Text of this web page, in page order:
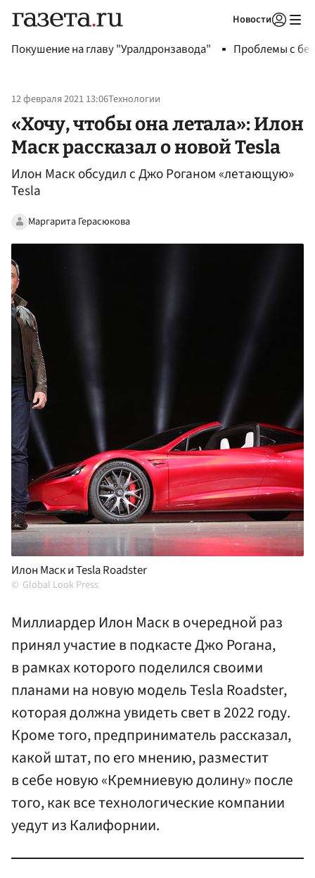
Новости
Покушение на главу "Уралдронзавода" Проблемы с
12 февраля 2021 13:06Технологии
«Хочу, чтобы она летала»: Илон
Маск рассказал о новой Tesla
Илон Маск обсудил с Джо Роганом «летающую»
Tesla
Маргарита Герасюкова
Илон Маск и Tesla Roadster
Global Look Press
Миллиардер Илон Маск в очередной раз
принял участие в подкасте Джо Рогана,
в рамках которого поделился своими
планами на новую модель Tesla Roadster,
которая должна увидеть свет в 2022 году.
Кроме того, предприниматель рассказал,
какой штат, по его мнению, разместит
в себе новую «Кремниевую долину» после
того, как все технологические компании
уедут из Калифорнии.